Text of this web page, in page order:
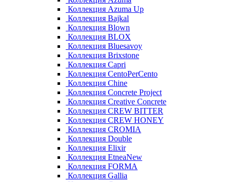
Коллекция Azuma Up
Коллекция Bajkal
Коллекция Blown
Коллекция BLOX
Коллекция Bluesavoy
Коллекция Brixstone
Коллекция Capri
Коллекция CentoPerCento
Коллекция Chine
Коллекция Concrete Project
Коллекция Creative Concrete
Коллекция CREW BITTER
Коллекция CREW HONEY
Коллекция CROMIA
Коллекция Double
Коллекция Elixir
Коллекция EtneaNew
Коллекция FORMA
Коллекция Gallia